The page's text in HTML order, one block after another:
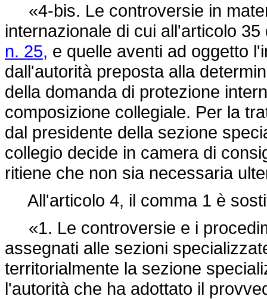
«4-bis. Le controversie in
internazionale di cui all'articolo
n. 25, e quelle aventi ad oggetto
dall'autorità preposta alla
della domanda di protezione
composizione collegiale. Per la
dal presidente della sezione
collegio decide in camera di
ritiene che non sia necessaria
All'articolo 4, il comma 1 è
«1. Le controversie e i
assegnati alle sezioni
territorialmente la sezione
l'autorità che ha adottato il